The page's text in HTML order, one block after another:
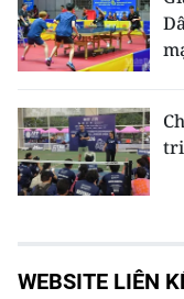
WEBSITE LIÊN